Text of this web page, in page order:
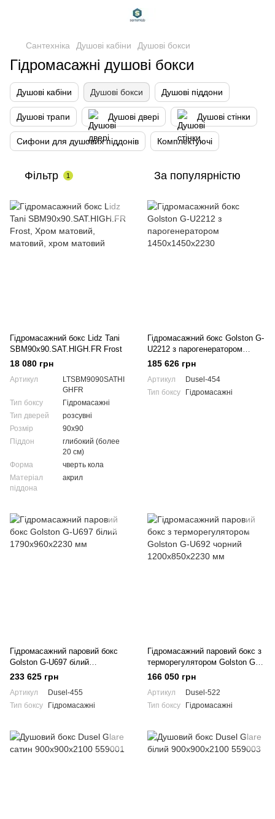
Сантехніка Душові кабіни Душові бокси
Гідромасажні душові бокси
Душові кабіни Душові бокси Душові піддони
Душові трапи Душові двері Душові стінки
Сифони для душових піддонів Комплектуючі
Фільтр 1 За популярністю
Гідромасажний бокс Lidz Tani
SBM90x90.SAT.HIGH.FR Frost
18 080 грн
Артикул
LTSBM9090SATHI
GHFR
Тип боксу
Гідромасажні
Тип дверей
розсувні
Розмір
90x90
Піддон
глибокий (более
20 см)
Форма
чверть кола
Матеріал
піддона
акрил
Гідромасажний бокс Golston G-
U2212 з парогенератором
1450x1450x2230
185 626 грн
Артикул
Dusel-454
Тип боксу
Гідромасажні
Гідромасажний паровий бокс
Golston G-U697 білий
1790x960x2230 мм
233 625 грн
Артикул
Dusel-455
Тип боксу
Гідромасажні
Гідромасажний паровий бокс з
терморегулятором Golston G-
U692 чорний 1200x850x2230
166 050 грн
Артикул
Dusel-522
Тип боксу
Гідромасажні